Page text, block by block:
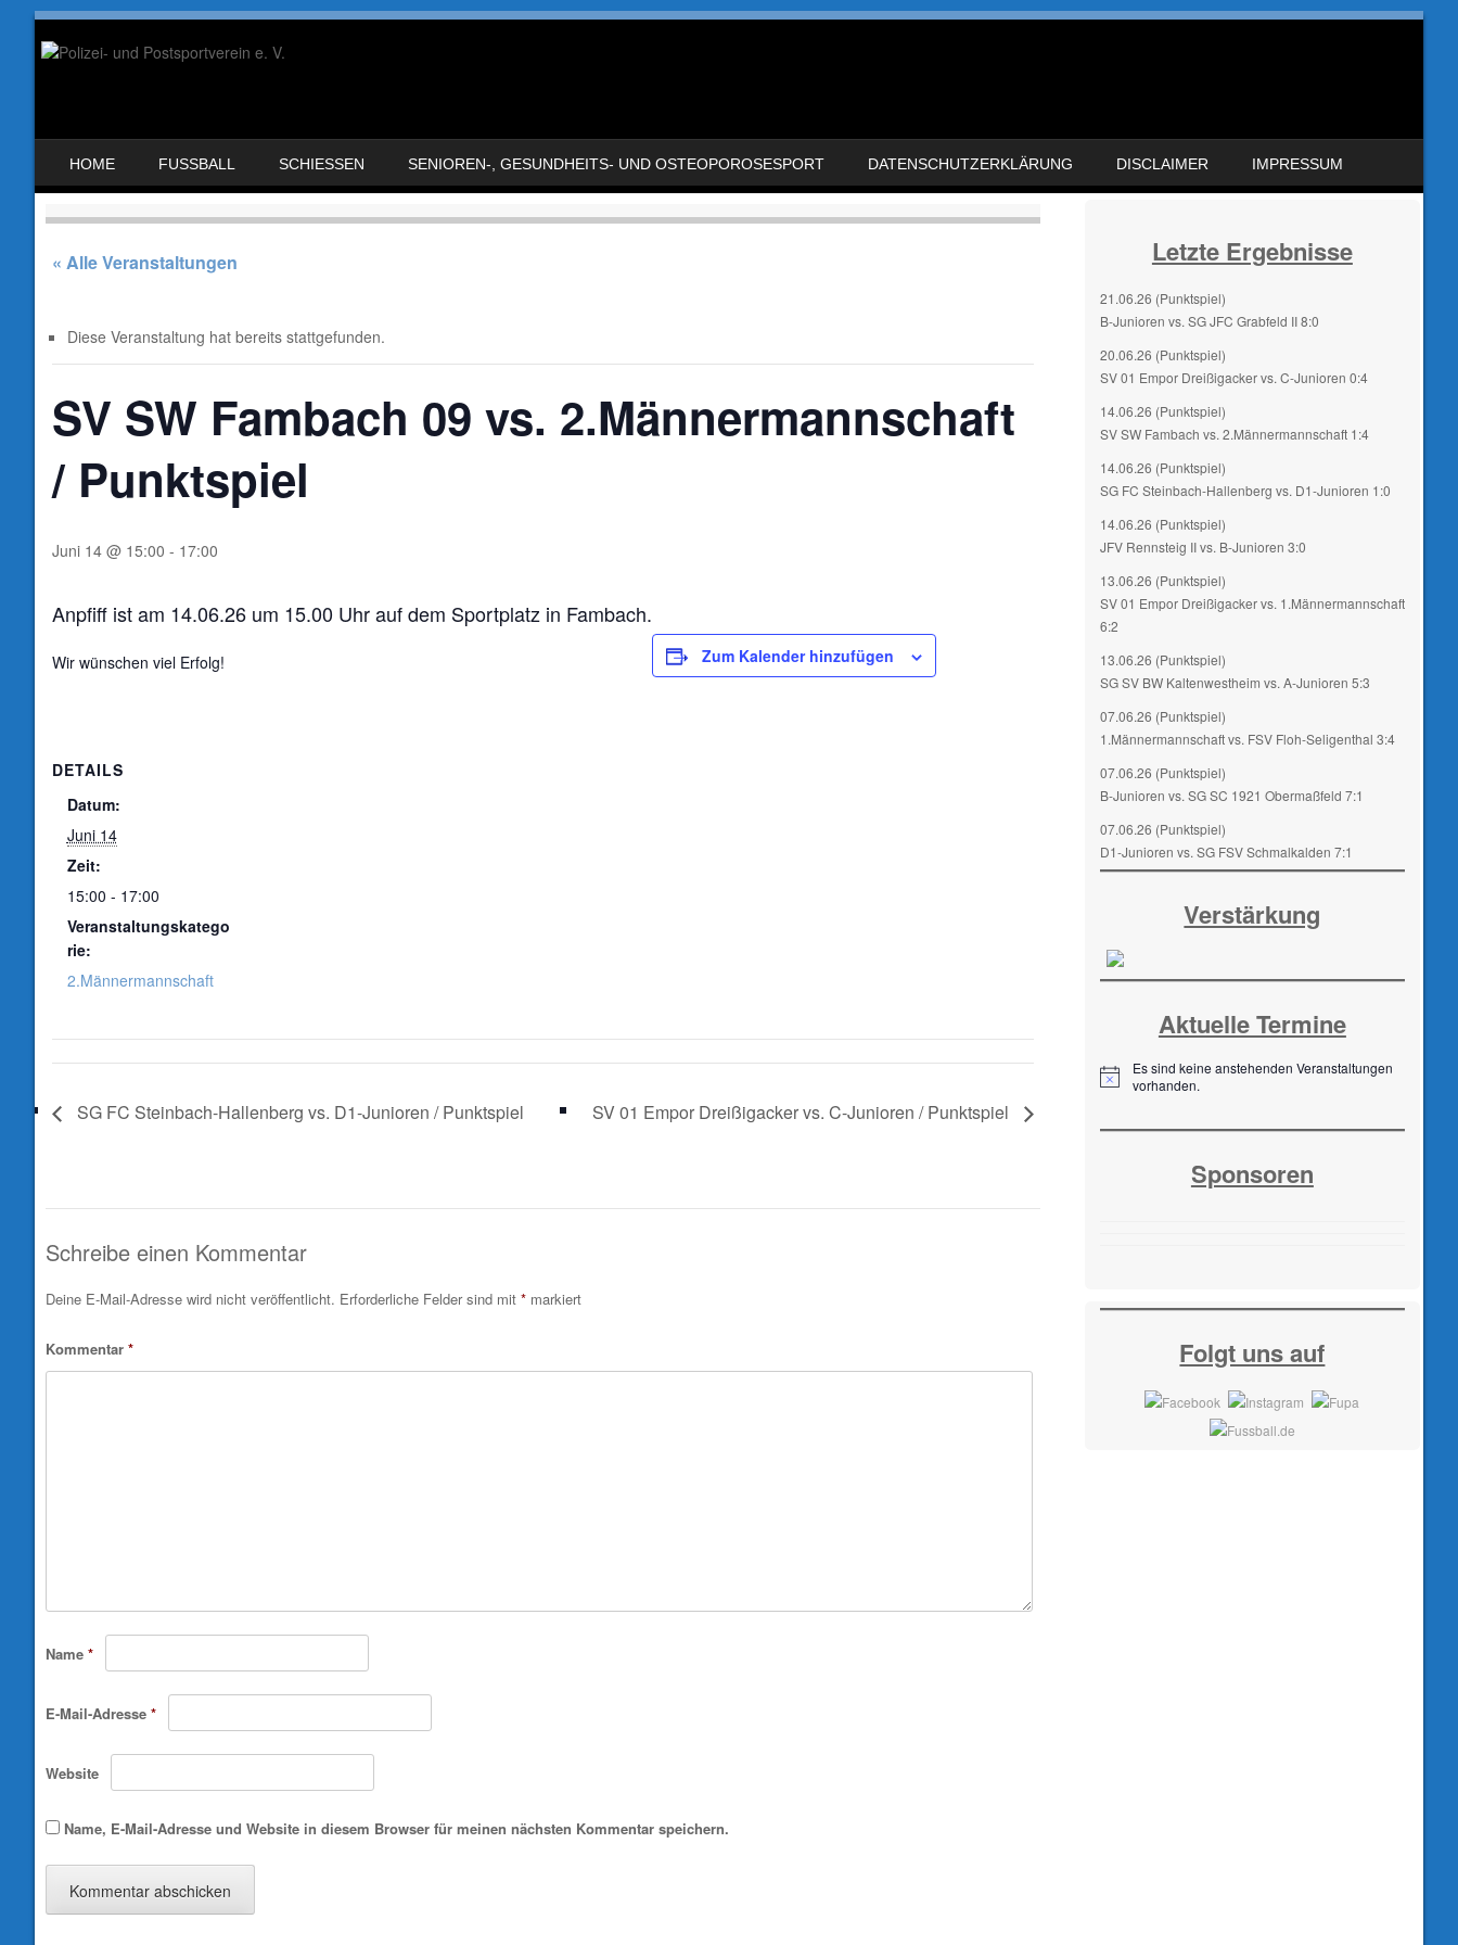
MENU
HOME FUSSBALL SCHIESSEN SENIOREN-, GESUNDHEITS- UND OSTEOPOROSESPORT DATENSCHUTZERKLÄRUNG DISCLAIMER IMPRESSUM
« Alle Veranstaltungen
Diese Veranstaltung hat bereits stattgefunden.
SV SW Fambach 09 vs. 2.Männermannschaft
/ Punktspiel
Juni 14 @ 15:00 - 17:00
Anpfiff ist am 14.06.26 um 15.00 Uhr auf dem Sportplatz in Fambach.
Wir wünschen viel Erfolg! Zum Kalender hinzufügen
DETAILS
Datum:
Juni 14
Zeit:
15:00 - 17:00
Veranstaltungskatego
rie:
2.Männermannschaft
SG FC Steinbach-Hallenberg vs. D1-Junioren / Punktspiel SV 01 Empor Dreißigacker vs. C-Junioren / Punktspiel
Schreibe einen Kommentar
Deine E-Mail-Adresse wird nicht veröffentlicht. Erforderliche Felder sind mit *markiert
Kommentar *
Name *
E-Mail-Adresse *
Website
Name, E-Mail-Adresse und Website in diesem Browser für meinen nächsten Kommentar speichern.
Letzte Ergebnisse
21.06.26 (Punktspiel)
B-Junioren vs. SG JFC Grabfeld II 8:0
20.06.26 (Punktspiel)
SV 01 Empor Dreißigacker vs. C-Junioren 0:4
14.06.26 (Punktspiel)
SV SW Fambach vs. 2.Männermannschaft 1:4
14.06.26 (Punktspiel)
SG FC Steinbach-Hallenberg vs. D1-Junioren 1:0
14.06.26 (Punktspiel)
JFV Rennsteig II vs. B-Junioren 3:0
13.06.26 (Punktspiel)
SV 01 Empor Dreißigacker vs. 1.Männermannschaft
6:2
13.06.26 (Punktspiel)
SG SV BW Kaltenwestheim vs. A-Junioren 5:3
07.06.26 (Punktspiel)
1.Männermannschaft vs. FSV Floh-Seligenthal 3:4
07.06.26 (Punktspiel)
B-Junioren vs. SG SC 1921 Obermaßfeld 7:1
07.06.26 (Punktspiel)
D1-Junioren vs. SG FSV Schmalkalden 7:1
Verstärkung
Aktuelle Termine
H
w
Es sind keine anstehenden Veranstaltungen
vorhanden.
Sponsoren
Folgt uns auf